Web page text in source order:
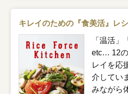
キレイのための『食美活』レ
「温活」
etc… 12
レイを応
介してい
みながら